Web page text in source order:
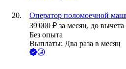
Оператор поломоечной
39 000 ₽ за месяц, до вычета
Без опыта
Выплаты: Два раза в месяц